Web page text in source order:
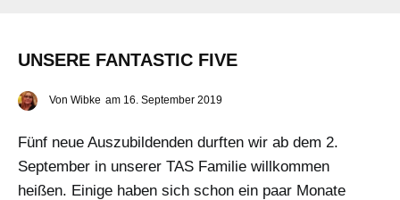
UNSERE FANTASTIC FIVE
Von Wibke am 16. September 2019
Fünf neue Auszubildenden durften wir ab dem 2.
September in unserer TAS Familie willkommen
heißen. Einige haben sich schon ein paar Monate